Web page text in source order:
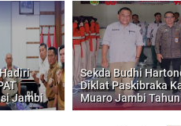
Jambi
Sekda Budhi
Diklat Paskibraka
Muaro Jambi